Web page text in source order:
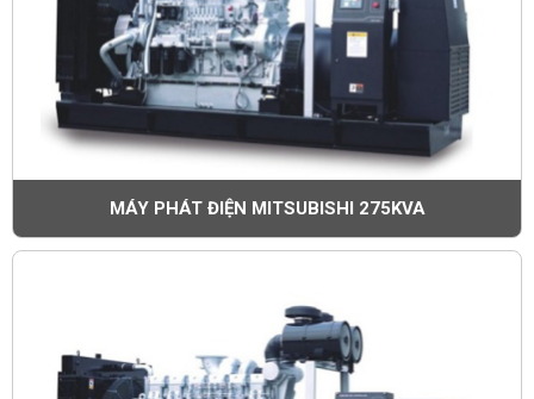
MÁY PHÁT ĐIỆN MITSUBISHI 275KVA
ĐĂNG KÝ ĐẶT HÀNG